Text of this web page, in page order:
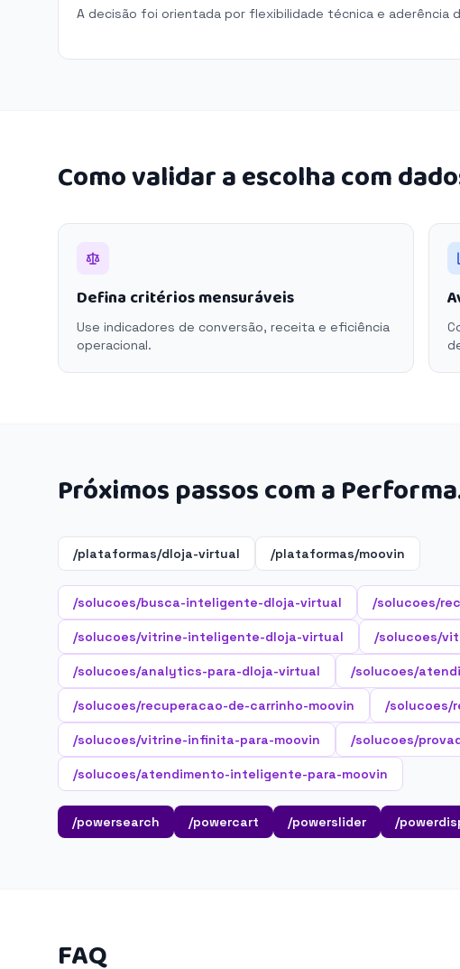
A decisão foi orientada por flexibilidade técnica e aderência
Como validar a escolha com
Defina critérios mensuráveis
Use indicadores de conversão, receita e eficiência
operacional.
Próximos passos com a
/plataformas/dloja-virtual /plataformas/moovin
/solucoes/busca-inteligente-dloja-virtual /solucoes/
/solucoes/vitrine-inteligente-dloja-virtual /solucoes/
/solucoes/analytics-para-dloja-virtual /solucoes/
/solucoes/recuperacao-de-carrinho-moovin /solucoes/
/solucoes/vitrine-infinita-para-moovin /solucoes/
/solucoes/atendimento-inteligente-para-moovin
/powersearch /powercart /powerslider /
FAQ